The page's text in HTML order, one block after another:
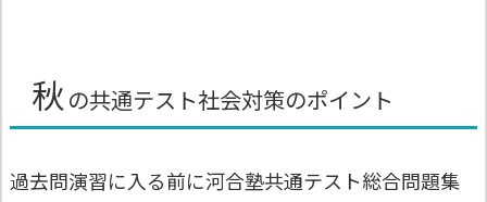
秋 の共通テスト社会対策のポイント
過去問演習に入る前に河合塾共通テスト総合問題集